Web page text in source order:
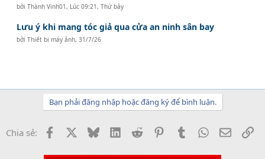
bởiThành Vinh01 , Lúc 09:21, Thứ bảy
Lưu ý khi mang tóc giả qua cửa an ninh sân bay
bởiThiết bị máy ảnh,31/7/26
Bạn phải đăng nhập hoặc đăng ký để bình luận.
Chia sẻ: Facebook BlueskyLinkedInReddit PinterestTumblrWhatsApp
Email